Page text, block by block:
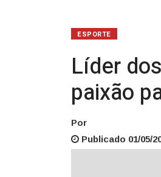
ESPORTE
Líder
paixão
Por
Publicado 01/05/